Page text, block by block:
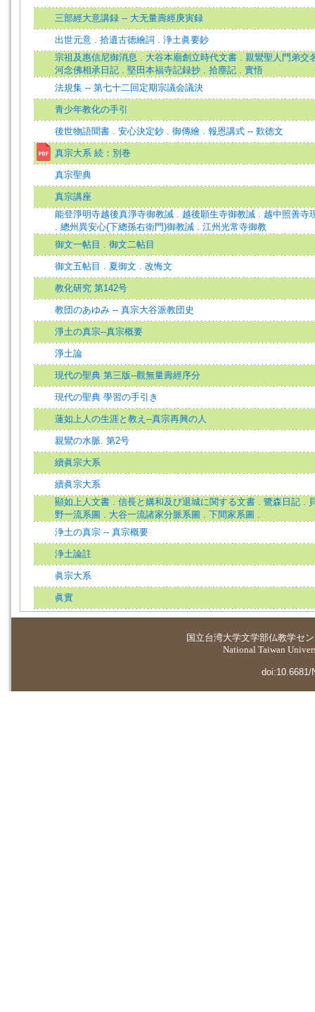
三部經大意講録 -- 大无量壽經庚寅録
出世元意 . 拾遺古徳繪詞 . 浄土眞要鈔
宗祖及惠信尼御消息 . 大谷本廟創立時代文書 . 親鸞聖人門弟
河念佛相承日記 . 堅田本福寺記録抄 . 拾塵記 . 實悟
法規集 -- 第七十二回定期宗議会議決
青少年教化の手引
後世物語聞書 . 安心決定鈔 . 御傳繪 . 報恩講式 -- 歎徳文
真宗大系 続：別巻
真宗聖典
真宗講座
能登淨明寺越後真淨寺御教誡 . 越後願生寺御教誡 . 越中照善
. 總州異安心(下總孫右衛門)御教誡 . 江州光常寺御教
御文一帖目 . 御文二帖目
御文五帖目 . 夏御文 . 改悔文
教化研究 第142号
教団のあゆみ -- 真宗大谷派教団史
淨土の真宗--真宗概要
淨土論
現代の聖典 第三版--觀無量壽經序分
現代の聖典 學習の手引き
蓮如上人の生涯と教え--真宗再興の人
親鸞の水脈. 第2号
續眞宗大系
續眞宗大系
顯如上人文書 . 信長と媾和及び退城に関する文書 . 鷺森日記 .
野一流系圖 . 大谷一流諸家分脈系圖 . 下間家系圖 .
浄土の真宗 -- 真宗概要
浄土論註
眞宗大系
眞實
国立台湾大学文学部仏教学セ
National Taiwan
doi:10.6681/